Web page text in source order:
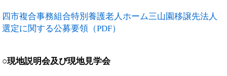
四市複合事務組合特別養護老人ホーム三山園移譲先法人
選定に関する公募要領（PDF）
○現地説明会及び現地見学会